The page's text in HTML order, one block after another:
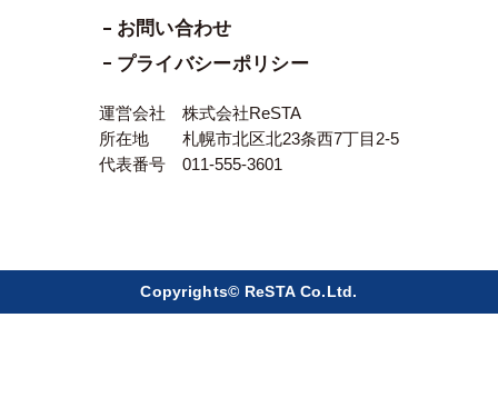
お問い合わせ
プライバシーポリシー
運営会社 株式会社ReSTA
所在地 札幌市北区北23条西7丁目2-5
代表番号 011-555-3601
Copyrights© ReSTA Co.Ltd.